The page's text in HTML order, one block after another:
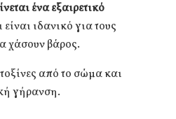
ένα εξαιρετικό
είναι ιδανικό για τους
χάσουν βάρος.
από το σώμα και
γήρανση.